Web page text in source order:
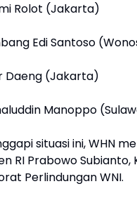
Rolot (Jakarta)
Edi Santoso
Daeng (Jakarta)
Manoppo
situasi ini, WHN
RI Prabowo
Perlindungan WNI.